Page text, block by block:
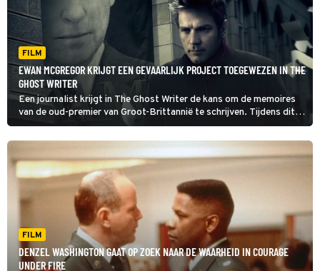
FILM
EWAN MCGREGOR KRIJGT EEN GEVAARLIJK PROJECT TOEGEWEZEN IN THE
GHOST WRITER
Een journalist krijgt in The Ghost Writer de kans om de memoires
van de oud-premier van Groot-Brittannië te schrijven. Tijdens dit
project ontdekt hij alleen meer dan goed voor hem is.
FILM
DENZEL WASHINGTON GAAT OP ZOEK NAAR DE WAARHEID IN COURAGE
UNDER FIRE